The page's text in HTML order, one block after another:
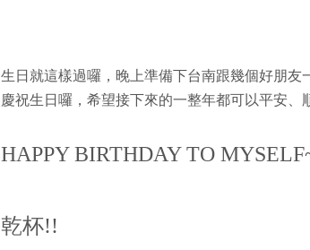
生日就這樣過囉，晚上準備下台南跟幾個好朋友
慶祝生日囉，希望接下來的一整年都可以平安、
HAPPY BIRTHDAY TO
乾杯!!